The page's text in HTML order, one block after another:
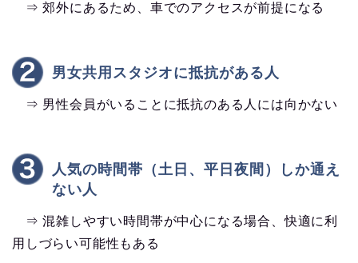
⇒ 郊外にあるため、車でのアクセスが前提になる
男女共用スタジオに抵抗がある人
⇒ 男性会員がいることに抵抗のある人には向かない
人気の時間帯（土日、平日夜間）しか通え
ない人
⇒ 混雑しやすい時間帯が中心になる場合、快適に利
用しづらい可能性もある